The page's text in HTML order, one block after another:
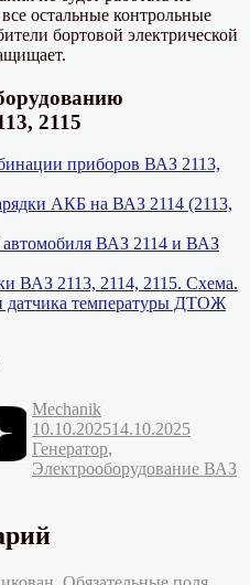
остальные контрольные
бортовой электрической
2115
приборов ВАЗ 2113,
АКБ на ВАЗ 2114 (2113,
ВАЗ 2114 и ВАЗ
ВАЗ 2113, 2114, 2115. Схема.
датчика температуры ДТОЖ
Автор
MechanikОпубликовано
10.10.202514.10.2025
Генератор,
Электрооборудование ВАЗ